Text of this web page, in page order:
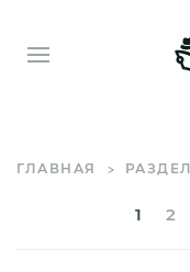
ГЛАВНАЯ
1 2